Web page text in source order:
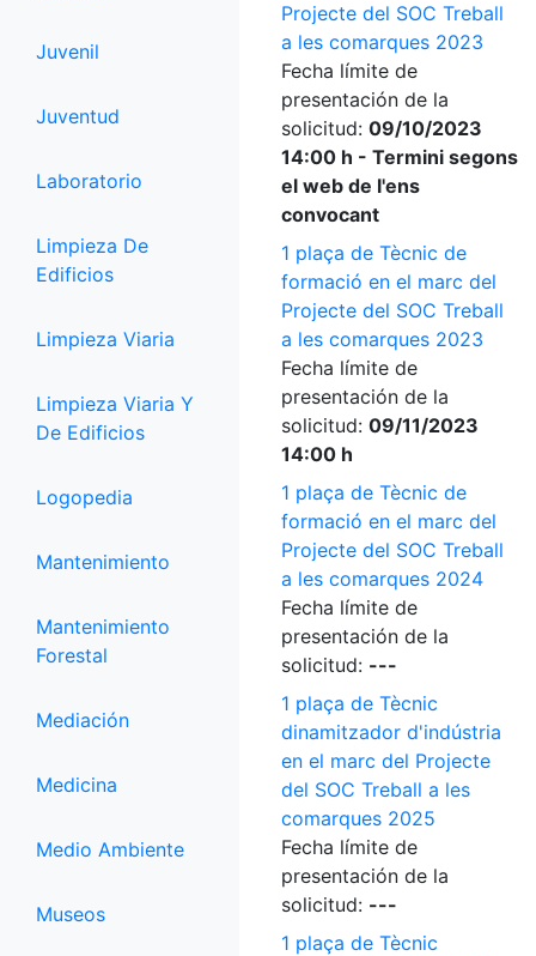
Juvenil
Juventud
Laboratorio
Limpieza De
Edificios
Limpieza Viaria
Limpieza Viaria Y
De Edificios
Logopedia
Mantenimiento
Mantenimiento
Forestal
Mediación
Medicina
Medio Ambiente
Museos
Projecte del SOC Treball
a les comarques 2023
Fecha límite de
presentación de la
solicitud: 09/10/2023
14:00 h - Termini segons
el web de l'ens
convocant
1 plaça de Tècnic de
formació en el marc del
Projecte del SOC Treball
a les comarques 2023
Fecha límite de
presentación de la
solicitud: 09/11/2023
14:00 h
1 plaça de Tècnic de
formació en el marc del
Projecte del SOC Treball
a les comarques 2024
Fecha límite de
presentación de la
solicitud: ---
1 plaça de Tècnic
dinamitzador d'indústria
en el marc del Projecte
del SOC Treball a les
comarques 2025
Fecha límite de
presentación de la
solicitud: ---
1 plaça de Tècnic